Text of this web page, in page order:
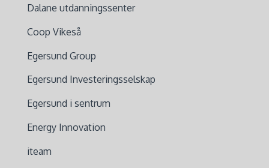
Dalane utdanningssenter
Coop Vikeså
Egersund Group
Egersund Investeringsselskap
Egersund i sentrum
Energy Innovation
iteam